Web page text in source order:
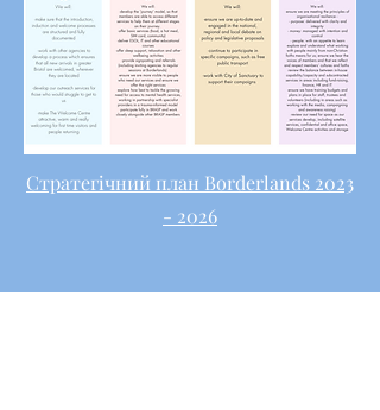
Стратегічний план Borderlands 2023
- 2026